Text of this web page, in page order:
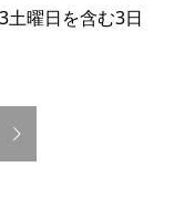
土曜日を含む3日